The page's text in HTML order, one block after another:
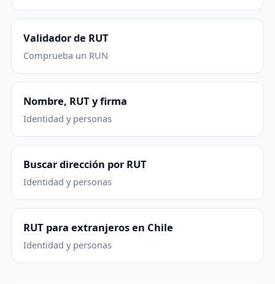
Validador de RUT
Comprueba un RUN
Nombre, RUT y firma
Identidad y personas
Buscar dirección por RUT
Identidad y personas
RUT para extranjeros en Chile
Identidad y personas